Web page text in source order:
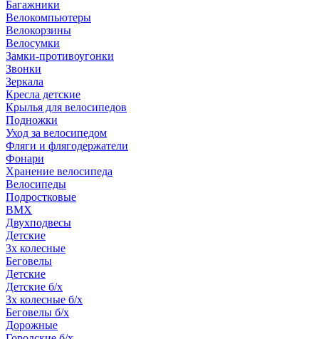
Багажники
Велокомпьютеры
Велокорзины
Велосумки
Замки-противоугонки
Звонки
Зеркала
Кресла детские
Крылья для велосипедов
Подножки
Уход за велосипедом
Фляги и флягодержатели
Фонари
Хранение велосипеда
Велосипеды
Подростковые
BMX
Двухподвесы
Детские
3х колесные
Беговелы
Детские
Детские б/х
3х колесные б/х
Беговелы б/х
Дорожные